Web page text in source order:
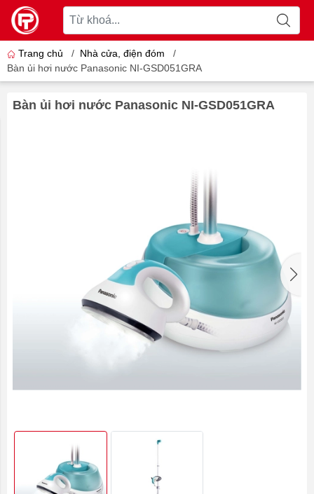
Trang chủ / Nhà cửa, điện đóm
/
Bàn ủi hơi nước Panasonic NI-GSD051GRA
Bàn ủi hơi nước Panasonic NI-GSD051GRA